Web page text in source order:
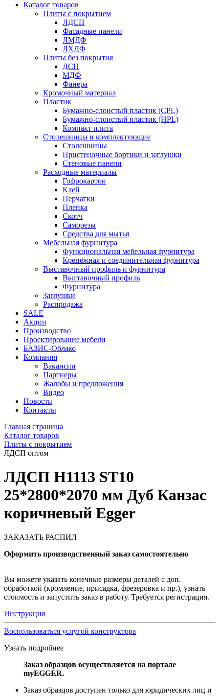
Каталог товаров
Плиты с покрытием
ЛДСП
Фасадные панели
ЛМДФ
ЛХДФ
Плиты без покрытия
ДСП
МДФ
Фанера
Кромочный материал
Пластик
Бумажно-слоистый пластик (CPL)
Бумажно-слоистый пластик (HPL)
Компакт плита
Столешницы и комплектующие
Столешницы
Пристеночные бортики и заглушки
Стеновые панели
Расходные материалы
Гофрокартон
Клей
Перчатки
Пленка
Скотч
Саморезы
Средства для мытья
Мебельная фурнитура
Функциональная мебельная фурнитура
Крепёжная и соединительная фурнитура
Выставочный профиль и фурнитура
Выставочный профиль
Фурнитура
Заглушки
Распродажа
SALE
Акции
Производство
Проектирование мебели
БАЗИС-Облако
Компания
Вакансии
Партнеры
Жалобы и предложения
Видео
Новости
Контакты
Главная страница
Каталог товаров
Плиты с покрытием
ЛДСП оптом
ЛДСП H1113 ST10
25*2800*2070 мм Дуб Канзас
коричневый Egger
ЗАКАЗАТЬ РАСПИЛ
Оформить производственный заказ самостоятельно
Вы можете указать конечные размеры деталей с доп.
обработкой (кромление, присадка, фрезеровка и пр.), узнать
стоимость и запустить заказ в работу. Требуется регистрация.
Инструкция
Воспользоваться услугой конструктора
Узнать подробнее
Заказ образцов осуществляется на портале
myEGGER.
Заказ образцов доступен только для юридических лиц и